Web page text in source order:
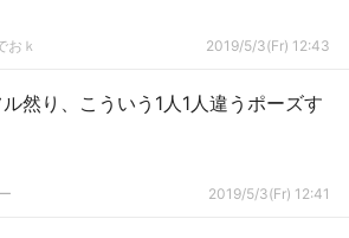
おｋ 2019/5/3(Fr) 12:43
然り、こういう1人1人違うポーズす
2019/5/3(Fr) 12:41